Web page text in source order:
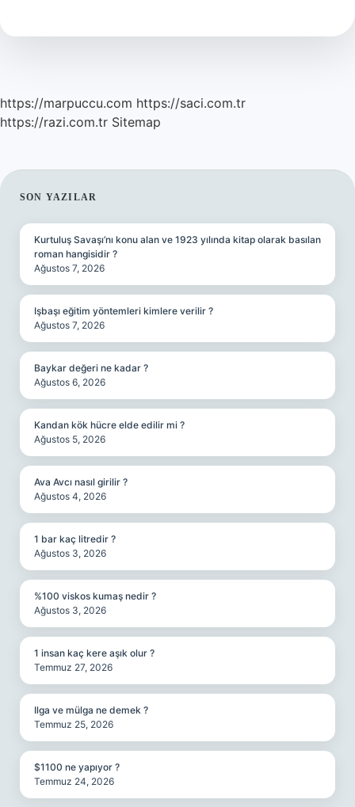
https://marpuccu.com https://saci.com.tr
https://razi.com.tr Sitemap
SIDEBAR
SON YAZILAR
Kurtuluş Savaşı’nı konu alan ve 1923 yılında kitap olarak basılan
roman hangisidir ?
Ağustos 7, 2026
Işbaşı eğitim yöntemleri kimlere verilir ?
Ağustos 7, 2026
Baykar değeri ne kadar ?
Ağustos 6, 2026
Kandan kök hücre elde edilir mi ?
Ağustos 5, 2026
Ava Avcı nasıl girilir ?
Ağustos 4, 2026
1 bar kaç litredir ?
Ağustos 3, 2026
%100 viskos kumaş nedir ?
Ağustos 3, 2026
1 insan kaç kere aşık olur ?
Temmuz 27, 2026
Ilga ve mülga ne demek ?
Temmuz 25, 2026
$1100 ne yapıyor ?
Temmuz 24, 2026